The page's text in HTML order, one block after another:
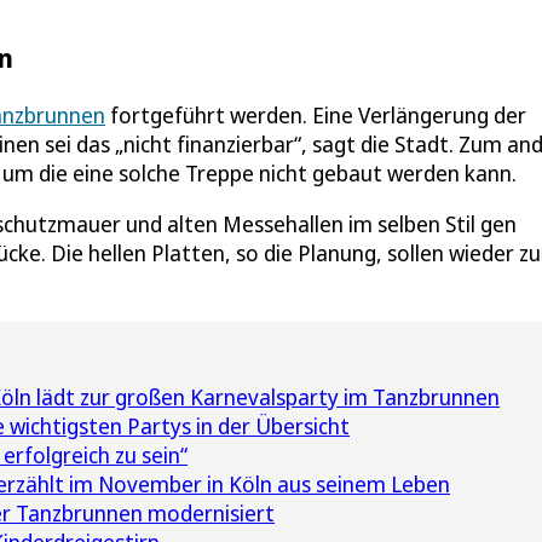
fortgeführt werden. Eine Verlängerung der
sei das „nicht finanzierbar“, sagt die Stadt. Zum
die eine solche Treppe nicht gebaut werden kann.
und alten Messehallen im selben Stil gen
Die hellen Platten, so die Planung, sollen wieder
lädt zur großen Karnevalsparty im Tanzbrunnen
wichtigsten Partys in der Übersicht
zu sein“
im November in Köln aus seinem Leben
Tanzbrunnen modernisiert